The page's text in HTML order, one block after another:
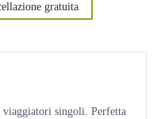
gratuita
viaggiatori singoli. Perfetta